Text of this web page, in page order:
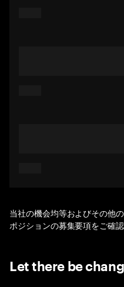
当社の機会均等およびその他
ポジションの募集要項をご確認
Let there be